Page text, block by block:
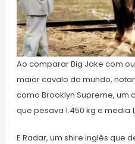
Ao comparar Big Jake com
maior cavalo do mundo,
como Brooklyn Supreme, um
que pesava 1.450 kg e media
E Radar, um shire inglês que